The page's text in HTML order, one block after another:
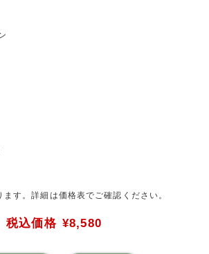
す。詳細は価格表でご確認ください。
税込価格 ¥8,580